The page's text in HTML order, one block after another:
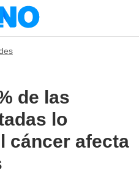
de las
lo
cáncer afecta